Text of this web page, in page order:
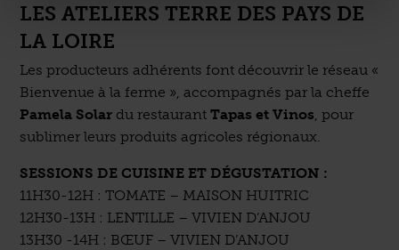
LES ATELIERS TERRE DES PAYS DE
LA LOIRE
Les producteurs adhérents font découvrir le réseau «
Bienvenue à la ferme », accompagnés par la cheffe
Pamela Solar du restaurantTapas et Vinos, pour
sublimer leurs produits agricoles régionaux.
SESSIONS DE CUISINE ET DÉGUSTATION :
11H30-12H : TOMATE – MAISON HUITRIC
12H30-13H : LENTILLE – VIVIEN D’ANJOU
13H30 -14H : BŒUF – VIVIEN D’ANJOU